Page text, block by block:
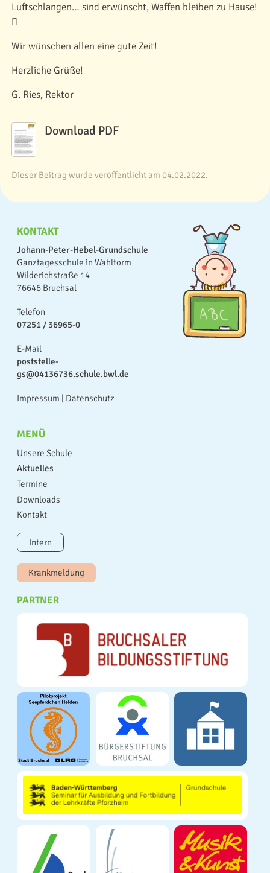
Luftschlangen… sind erwünscht, Waffen bleiben zu Hause!

Wir wünschen allen eine gute Zeit!
Herzliche Grüße!
G. Ries, Rektor
Download PDF
Dieser Beitrag wurde veröffentlicht am 04.02.2022.
KONTAKT
Johann-Peter-Hebel-Grundschule
Ganztagesschule in Wahlform
Wilderichstraße 14
76646 Bruchsal
Telefon
07251 / 36965-0
E-Mail
poststelle-
gs@04136736.schule.bwl.de
Impressum | Datenschutz
MENÜ
Unsere Schule
Aktuelles
Termine
Downloads
Kontakt
Intern
Krankmeldung
PARTNER